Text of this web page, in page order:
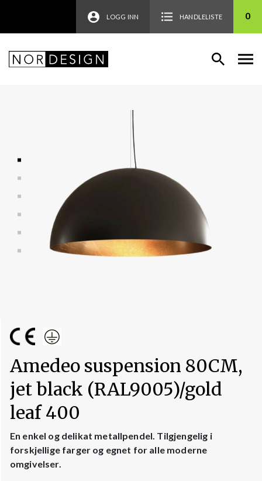
LOGG INN HANDLELISTE 0
Amedeo suspension 80CM,
jet black (RAL9005)/gold
leaf 400
En enkel og delikat metallpendel. Tilgjengelig i
forskjellige farger og egnet for alle moderne
omgivelser.